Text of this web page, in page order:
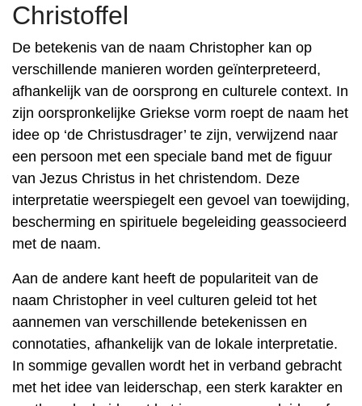
Christoffel
De betekenis van de naam Christopher kan op
verschillende manieren worden geïnterpreteerd,
afhankelijk van de oorsprong en culturele context. In
zijn oorspronkelijke Griekse vorm roept de naam het
idee op ‘de Christusdrager’ te zijn, verwijzend naar
een persoon met een speciale band met de figuur
van Jezus Christus in het christendom. Deze
interpretatie weerspiegelt een gevoel van toewijding,
bescherming en spirituele begeleiding geassocieerd
met de naam.
Aan de andere kant heeft de populariteit van de
naam Christopher in veel culturen geleid tot het
aannemen van verschillende betekenissen en
connotaties, afhankelijk van de lokale interpretatie.
In sommige gevallen wordt het in verband gebracht
met het idee van leiderschap, een sterk karakter en